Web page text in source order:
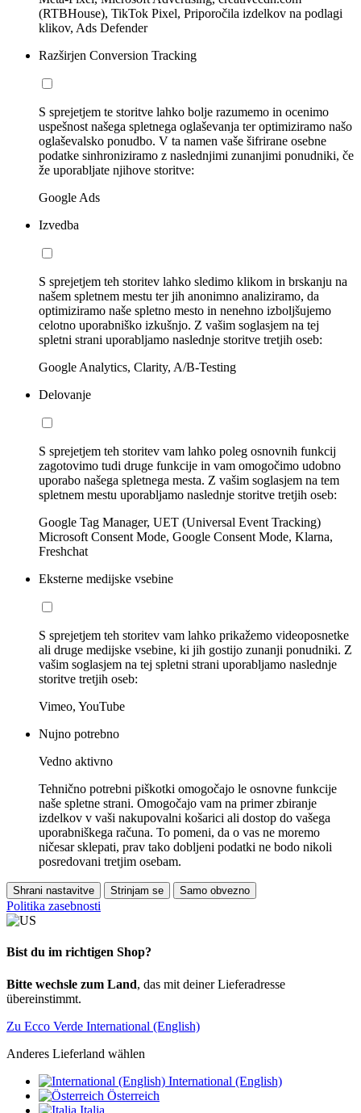
(RTBHouse), TikTok Pixel, Priporočila izdelkov na podlagi
klikov, Ads Defender
Razširjen Conversion Tracking
S sprejetjem te storitve lahko bolje razumemo in ocenimo
uspešnost našega spletnega oglaševanja ter optimiziramo našo
oglaševalsko ponudbo. V ta namen vaše šifrirane osebne
podatke sinhroniziramo z naslednjimi zunanjimi ponudniki, če
že uporabljate njihove storitve:
Google Ads
Izvedba
S sprejetjem teh storitev lahko sledimo klikom in brskanju na
našem spletnem mestu ter jih anonimno analiziramo, da
optimiziramo naše spletno mesto in nenehno izboljšujemo
celotno uporabniško izkušnjo. Z vašim soglasjem na tej
spletni strani uporabljamo naslednje storitve tretjih oseb:
Google Analytics, Clarity, A/B-Testing
Delovanje
S sprejetjem teh storitev vam lahko poleg osnovnih funkcij
zagotovimo tudi druge funkcije in vam omogočimo udobno
uporabo našega spletnega mesta. Z vašim soglasjem na tem
spletnem mestu uporabljamo naslednje storitve tretjih oseb:
Google Tag Manager, UET (Universal Event Tracking)
Microsoft Consent Mode, Google Consent Mode, Klarna,
Freshchat
Eksterne medijske vsebine
S sprejetjem teh storitev vam lahko prikažemo videoposnetke
ali druge medijske vsebine, ki jih gostijo zunanji ponudniki. Z
vašim soglasjem na tej spletni strani uporabljamo naslednje
storitve tretjih oseb:
Vimeo, YouTube
Nujno potrebno
Vedno aktivno
Tehnično potrebni piškotki omogočajo le osnovne funkcije
naše spletne strani. Omogočajo vam na primer zbiranje
izdelkov v vaši nakupovalni košarici ali dostop do vašega
uporabniškega računa. To pomeni, da o vas ne moremo
ničesar sklepati, prav tako dobljeni podatki ne bodo nikoli
posredovani tretjim osebam.
Shrani nastavitve Strinjam se Samo obvezno
Politika zasebnosti
Bist du im richtigen Shop?
Bitte wechsle zum Land, das mit deiner Lieferadresse
übereinstimmt.
Zu Ecco Verde International (English)
Anderes Lieferland wählen
International (English)
Österreich
Italia